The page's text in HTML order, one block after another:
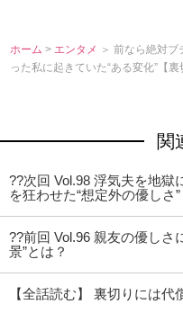
ホーム > エンタメ ＞ 前なら絶対
った私に起きていた“ある変化”【裏
関
??次回 Vol.98 浮気夫を地
を狂わせた“想定外の優しさ”
??前回 Vol.96 親友の優し
景”とは？
【全話読む】 裏切りには代